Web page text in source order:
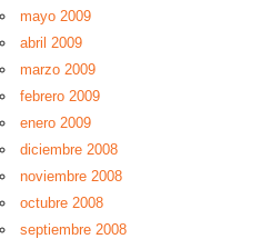
mayo 2009
abril 2009
marzo 2009
febrero 2009
enero 2009
diciembre 2008
noviembre 2008
octubre 2008
septiembre 2008